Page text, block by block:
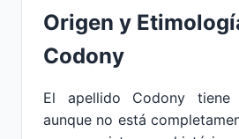
Origen y
Codony
El apellido Codony
aunque no está